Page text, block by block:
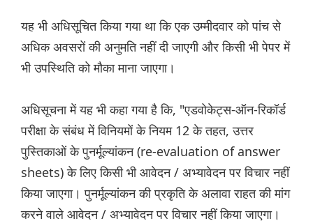
यह भी अधिसूचित किया गया था कि एक उम्मीदवार को पांच से
अधिक अवसरों की अनुमति नहीं दी जाएगी और किसी भी पेपर में
भी उपस्थिति को मौका माना जाएगा।
अधिसूचना में यह भी कहा गया है कि, "एडवोकेट्स-ऑन-रिकॉर्ड
परीक्षा के संबंध में विनियमों के नियम 12 के तहत, उत्तर
पुस्तिकाओं के पुनर्मूल्यांकन (re-evaluation of answer
sheets) के लिए किसी भी आवेदन / अभ्यावेदन पर विचार नहीं
किया जाएगा। पुनर्मूल्यांकन की प्रकृति के अलावा राहत की मांग
करने वाले आवेदन / अभ्यावेदन पर विचार नहीं किया जाएगा।